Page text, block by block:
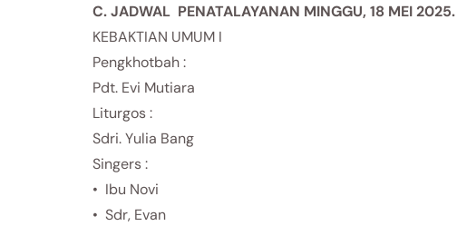
C. JADWAL PENATALAYANAN MINGGU, 18 MEI 2025.
KEBAKTIAN UMUM I
Pengkhotbah :
Pdt. Evi Mutiara
Liturgos :
Sdri. Yulia Bang
Singers :
• Ibu Novi
• Sdr, Evan